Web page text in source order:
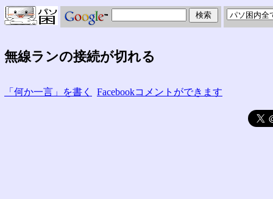
無線ランの接続が切れる
「何か一言」を書く Facebookコメントができます